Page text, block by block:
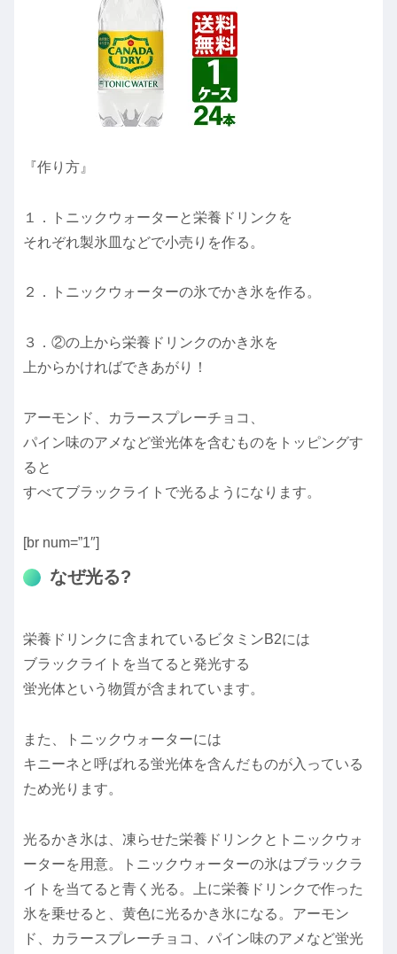
『作り方』
１．トニックウォーターと栄養ドリンクを
それぞれ製氷皿などで小売りを作る。
２．トニックウォーターの氷でかき氷を作る。
３．②の上から栄養ドリンクのかき氷を
上からかければできあがり！
アーモンド、カラースプレーチョコ、
パイン味のアメなど蛍光体を含むものをトッピングす
ると
すべてブラックライトで光るようになります。
[br num=”1″]
なぜ光る?
栄養ドリンクに含まれているビタミンB2には
ブラックライトを当てると発光する
蛍光体という物質が含まれています。
また、トニックウォーターには
キニーネと呼ばれる蛍光体を含んだものが入っている
ため光ります。
光るかき氷は、凍らせた栄養ドリンクとトニックウォ
ーターを用意。トニックウォーターの氷はブラックラ
イトを当てると青く光る。上に栄養ドリンクで作った
氷を乗せると、黄色に光るかき氷になる。アーモン
ド、カラースプレーチョコ、パイン味のアメなど蛍光